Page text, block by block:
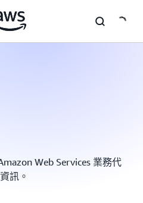
Web Services 業務代
訊。